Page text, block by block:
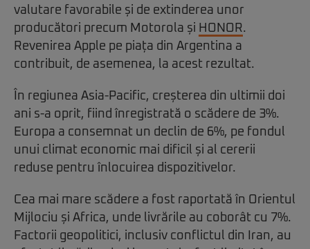
valutare favorabile și de extinderea unor
producători precum Motorola și HONOR.
Revenirea Apple pe piața din Argentina a
contribuit, de asemenea, la acest rezultat.
În regiunea Asia-Pacific, creșterea din ultimii doi
ani s-a oprit, fiind înregistrată o scădere de 3%.
Europa a consemnat un declin de 6%, pe fondul
unui climat economic mai dificil și al cererii
reduse pentru înlocuirea dispozitivelor.
Cea mai mare scădere a fost raportată în Orientul
Mijlociu și Africa, unde livrările au coborât cu 7%.
Factorii geopolitici, inclusiv conflictul din Iran, au